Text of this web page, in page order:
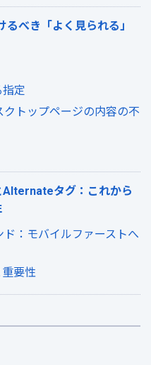
べき「よく見られる」
定
トップページの内容の不
Alternateタグ：これから
：モバイルファーストへ
要性